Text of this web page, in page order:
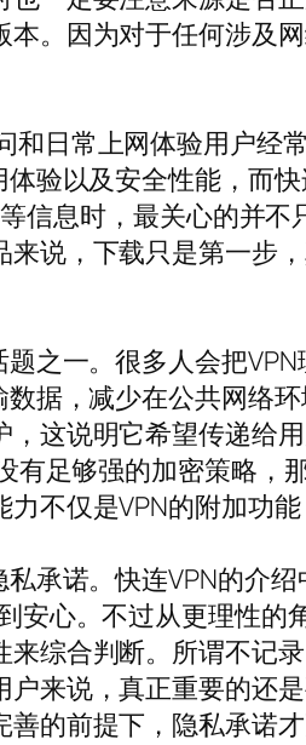
。因为对于任何涉及
日常上网体验用户经
验以及安全性能，而
等信息时，最关心的并
说，下载只是第一步
之一。很多人会把
据，减少在公共网络
这说明它希望传递给
有足够强的加密策略
不仅是VPN的附加功能
承诺。快连VPN的介
安心。不过从更理性
综合判断。所谓不记
来说，真正重要的还
的前提下，隐私承诺才